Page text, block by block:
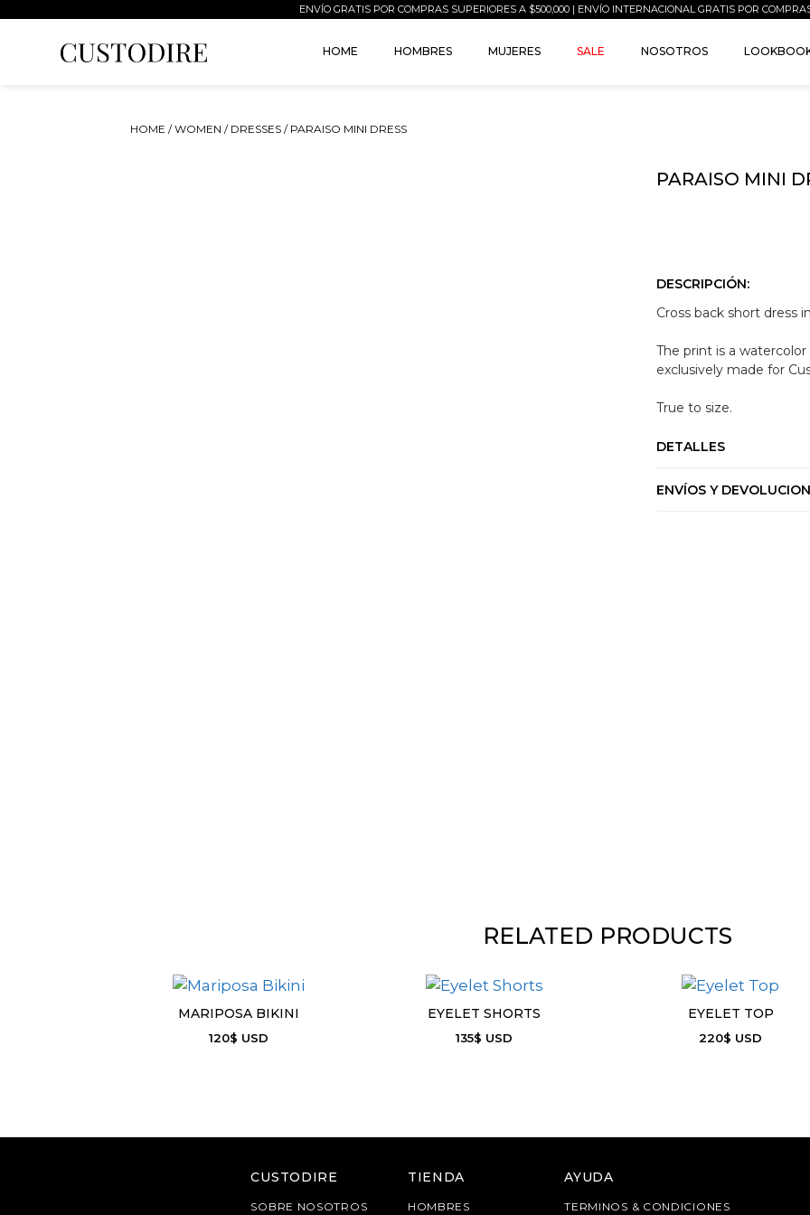
ENVÍO GRATIS POR COMPRAS SUPERIORES A $500,000 | ENVÍO INTERNACIONAL GRATIS POR
HOME HOMBRES MUJERES SALE NOSOTROS
HOME /WOMEN / DRESSES / PARAISO MINI DRESS
PARAISO MINI
DESCRIPCIÓN:
Cross back short dress
The print is a
exclusively made for
True to size.
DETALLES
ENVÍOS Y
RELATED PRODUCTS
MARIPOSA BIKINI
120$ USD
EYELET SHORTS
135$ USD
EYELET TOP
220$ USD
CUSTODIRE
SOBRE NOSOTROS
TIENDA
HOMBRES
AYUDA
TERMINOS & CONDICIONES